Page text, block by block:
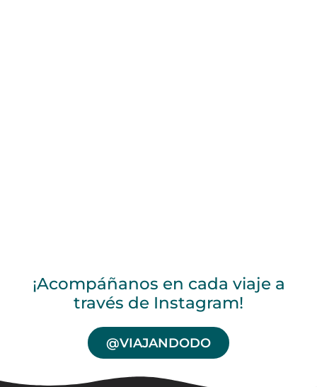
¡Acompáñanos en cada viaje a
través de Instagram!
@VIAJANDODO